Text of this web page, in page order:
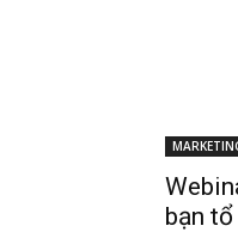
bạn